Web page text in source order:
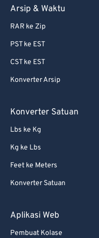
Arsip & Waktu
RAR ke Zip
PST ke EST
CST ke EST
Konverter Arsip
Konverter Satuan
Lbs ke Kg
Kg ke Lbs
Feet ke Meters
Konverter Satuan
Aplikasi Web
Pembuat Kolase